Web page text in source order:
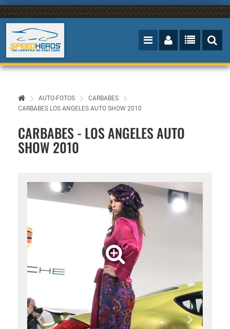
AUTO-FOTOS
CARBABES
CARBABES LOS ANGELES AUTO SHOW 2010
CARBABES - LOS ANGELES AUTO
SHOW 2010